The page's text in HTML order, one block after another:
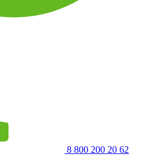
8 800 200 20 62